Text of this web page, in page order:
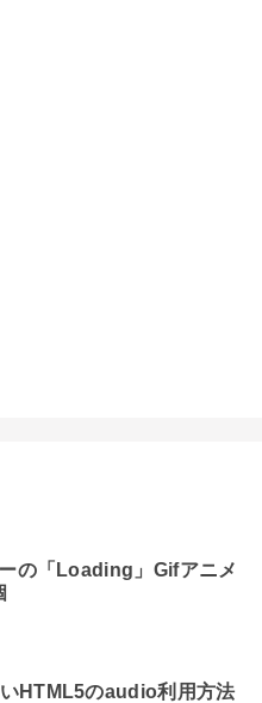
の「Loading」Gifアニメ
HTML5のaudio利用方法